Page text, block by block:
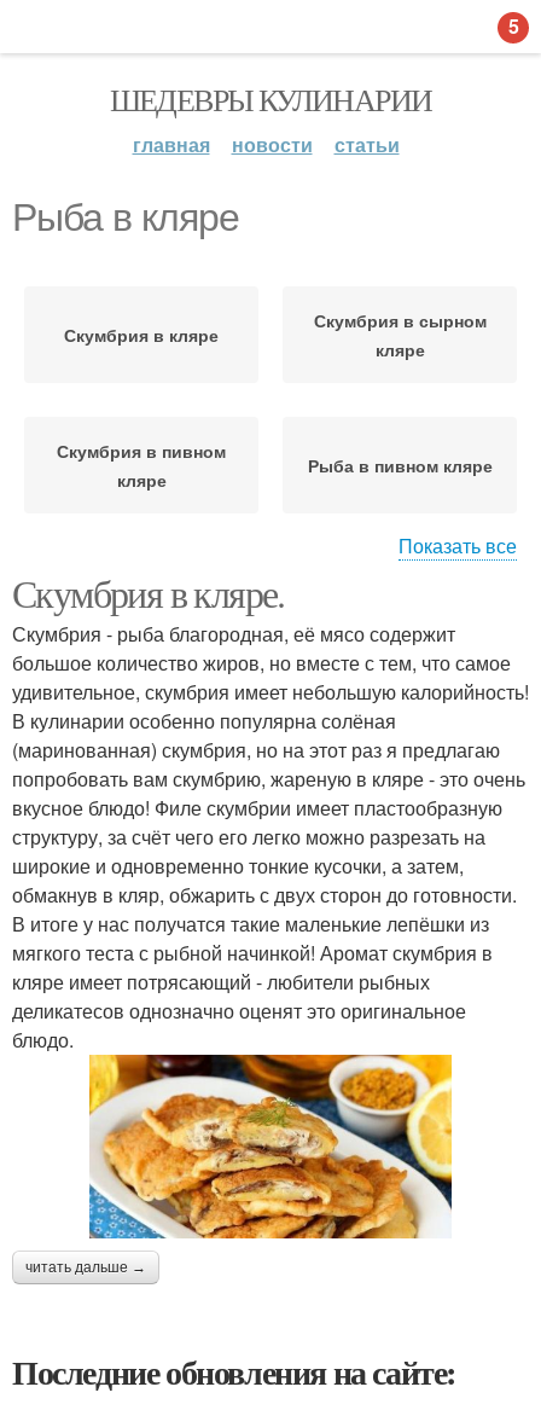
ШЕДЕВРЫ КУЛИНАРИИ
главная новости статьи
Рыба в кляре
Скумбрия в кляре
Скумбрия в сырном
кляре
Скумбрия в пивном
кляре
Рыба в пивном кляре
Кляр для скумбрии
Показать все
Скумбрия в кляре.
Скумбрия - рыба благородная, её мясо содержит
большое количество жиров, но вместе с тем, что самое
удивительное, скумбрия имеет небольшую калорийность!
В кулинарии особенно популярна солёная
(маринованная) скумбрия, но на этот раз я предлагаю
попробовать вам скумбрию, жареную в кляре - это очень
вкусное блюдо! Филе скумбрии имеет пластообразную
структуру, за счёт чего его легко можно разрезать на
широкие и одновременно тонкие кусочки, а затем,
обмакнув в кляр, обжарить с двух сторон до готовности.
В итоге у нас получатся такие маленькие лепёшки из
мягкого теста с рыбной начинкой! Аромат скумбрия в
кляре имеет потрясающий - любители рыбных
деликатесов однозначно оценят это оригинальное
блюдо.
читать дальше →
Последние обновления на сайте:
5